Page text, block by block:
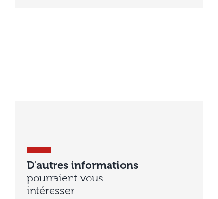
D'autres informations
pourraient vous
intéresser